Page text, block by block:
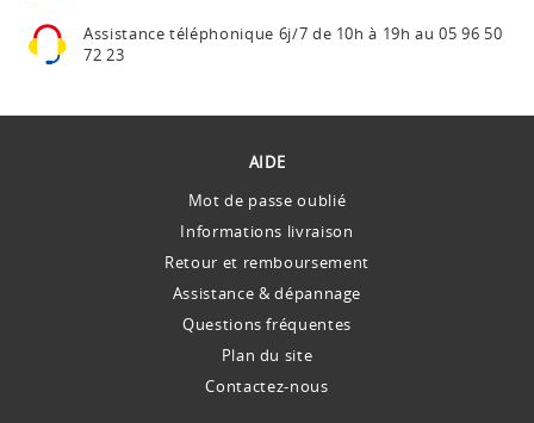
Assistance téléphonique 6j/7 de 10h à 19h au 05 96 50
72 23
AIDE
Mot de passe oublié
Informations livraison
Retour et remboursement
Assistance & dépannage
Questions fréquentes
Plan du site
Contactez-nous